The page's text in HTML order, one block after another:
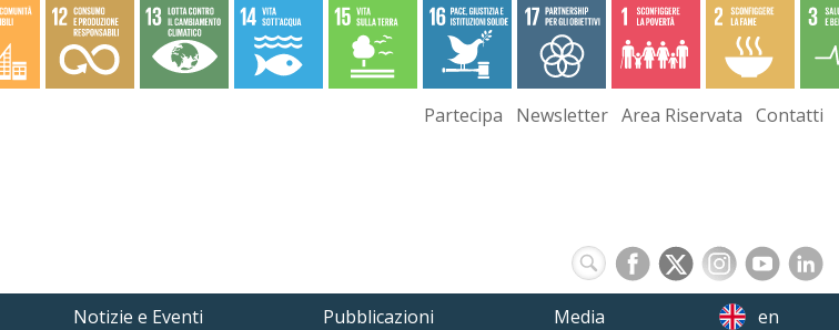
Partecipa Newsletter Area Riservata Contatti
Notizie e Eventi Pubblicazioni Media en